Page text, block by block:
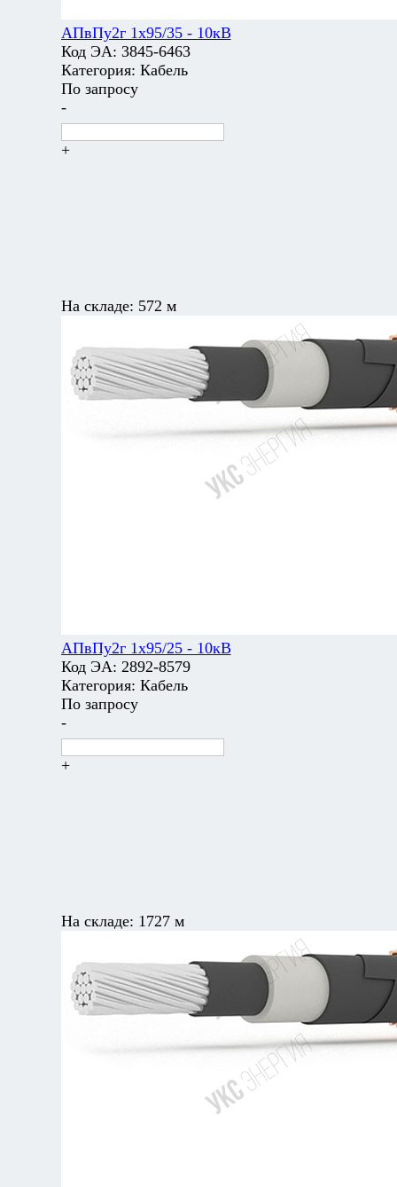
АПвПу2г 1х95/35 - 10кВ
Код ЭА: 3845-6463
Категория: Кабель
По запросу
-
+
На складе: 572 м
АПвПу2г 1х95/25 - 10кВ
Код ЭА: 2892-8579
Категория: Кабель
По запросу
-
+
На складе: 1727 м